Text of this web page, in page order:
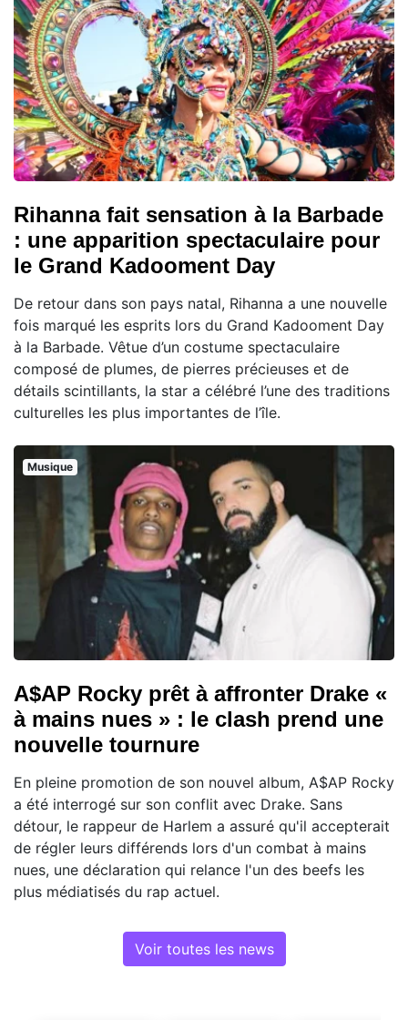
Rihanna fait sensation à la Barbade
: une apparition spectaculaire pour
le Grand Kadooment Day
De retour dans son pays natal, Rihanna a une nouvelle
fois marqué les esprits lors du Grand Kadooment Day
à la Barbade. Vêtue d’un costume spectaculaire
composé de plumes, de pierres précieuses et de
détails scintillants, la star a célébré l’une des traditions
culturelles les plus importantes de l’île.
Musique
A$AP Rocky prêt à affronter Drake «
à mains nues » : le clash prend une
nouvelle tournure
En pleine promotion de son nouvel album, A$AP Rocky
a été interrogé sur son conflit avec Drake. Sans
détour, le rappeur de Harlem a assuré qu'il accepterait
de régler leurs différends lors d'un combat à mains
nues, une déclaration qui relance l'un des beefs les
plus médiatisés du rap actuel.
Voir toutes les news